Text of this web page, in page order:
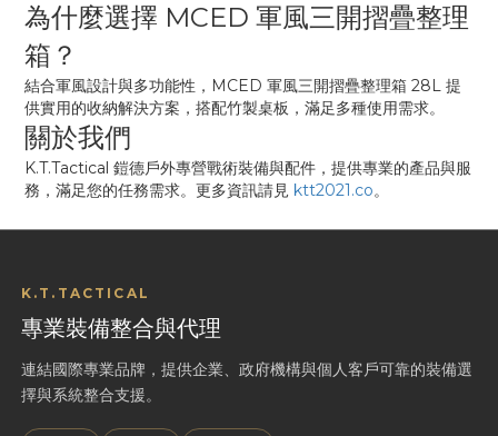
為什麼選擇 MCED 軍風三開摺疊整理
箱？
結合軍風設計與多功能性，MCED 軍風三開摺疊整理箱 28L 提
供實用的收納解決方案，搭配竹製桌板，滿足多種使用需求。
關於我們
K.T.Tactical 鎧德戶外專營戰術裝備與配件，提供專業的產品與服
務，滿足您的任務需求。更多資訊請見 ktt2021.co。
K.T.TACTICAL
專業裝備整合與代理
連結國際專業品牌，提供企業、政府機構與個人客戶可靠的裝備選
擇與系統整合支援。